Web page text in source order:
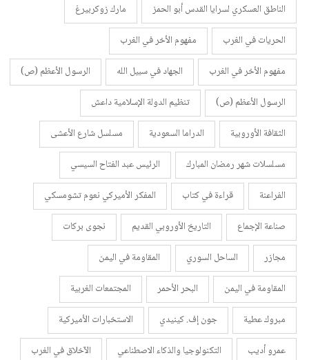
الناطق العسكري لسرايا القدس أبو الحمز
مارك زوكربيرغ
الحريات في الغرب
مفهوم الأخر في الغرب
مفهوم الأخر في الغرب
الجهاد في سبيل الله
الرسول الأعظم (ص)
الرسول الأعظم (ص)
تنظيم الدولة الإسلامية داعش
الثقافة الأوروبية
الدراما السعودية
مسلسل شارع الأعشى
مسلسلات شهر رمضان المبارك
الرئيس عبد الفتاح السيسي
الفراعنة
قراءة في كتاب
المفكر الأميركي نعوم تشومسكي
صناعة الإجماع
التاريخ الأوروبي القديم
نجوى بركات
مجازر
الساحل السوري
المقاومة في اليمن
المقاومة في اليمن
البحر الأحمر
المجتمعات الغربية
مبروك عطية
جون إف. كينيدي
الاستخبارات الأميركية
عمرو أديب
التكنولوجيا والذكاء الاصطناعي
الآخلاق في الغرب